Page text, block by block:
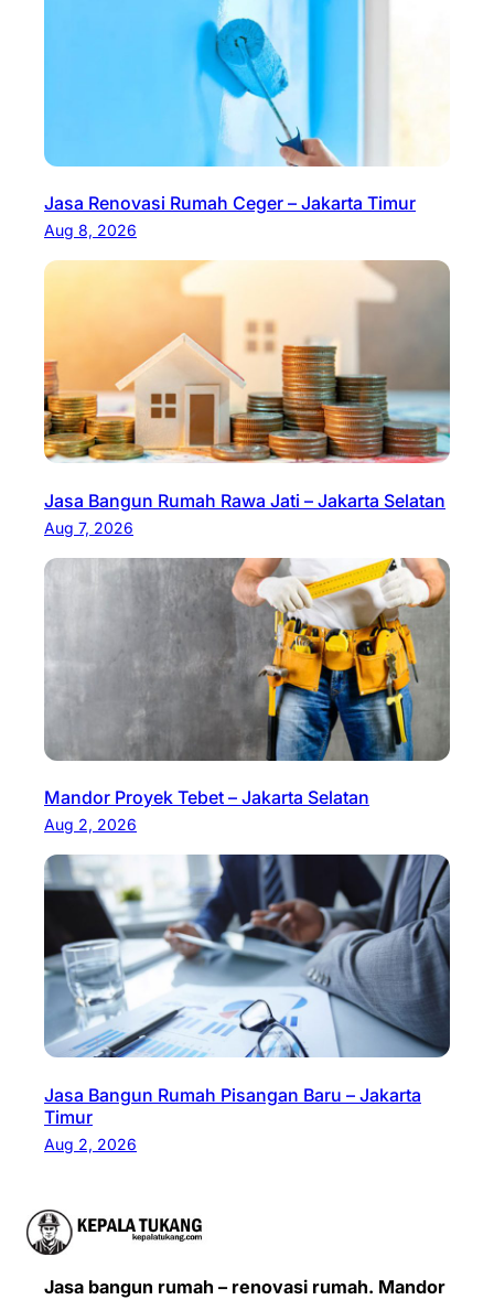
Jasa Renovasi Rumah Ceger – Jakarta Timur
Aug 8, 2026
Jasa Bangun Rumah Rawa Jati – Jakarta Selatan
Aug 7, 2026
Mandor Proyek Tebet – Jakarta Selatan
Aug 2, 2026
Jasa Bangun Rumah Pisangan Baru – Jakarta
Timur
Aug 2, 2026
Jasa bangun rumah – renovasi rumah. Mandor